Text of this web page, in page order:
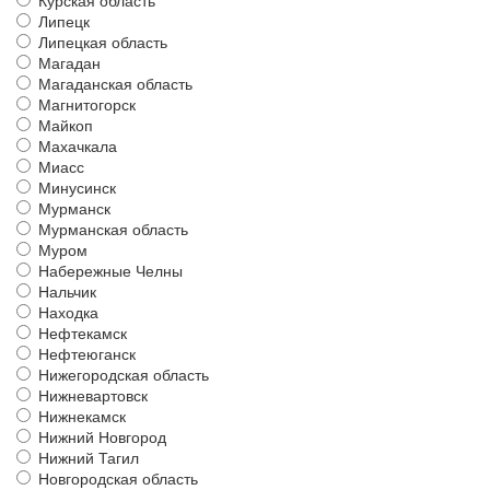
Липецк
Липецкая область
Магадан
Магаданская область
Магнитогорск
Майкоп
Махачкала
Миасс
Минусинск
Мурманск
Мурманская область
Муром
Набережные Челны
Нальчик
Находка
Нефтекамск
Нефтеюганск
Нижегородская область
Нижневартовск
Нижнекамск
Нижний Новгород
Нижний Тагил
Новгородская область